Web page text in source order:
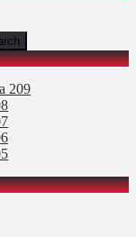
209